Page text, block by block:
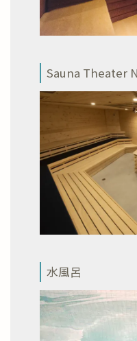
Sauna Theater
水風呂